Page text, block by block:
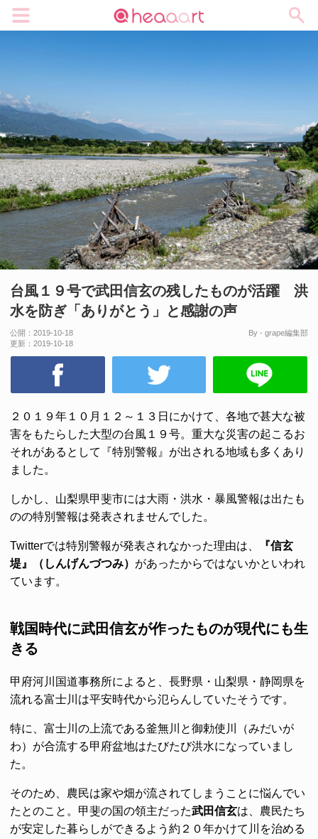
台風１９号で武田信玄の残したものが活躍 洪
水を防ぎ「ありがとう」と感謝の声
公開： 2019-10-18
更新： 2019-10-18
By - grape編集部
２０１９年１０月１２～１３日にかけて、各地で甚大な被
害をもたらした大型の台風１９号。重大な災害の起こるお
それがあるとして『特別警報』が出される地域も多くあり
ました。
しかし、山梨県甲斐市には大雨・洪水・暴風警報は出たも
のの特別警報は発表されませんでした。
Twitterでは特別警報が発表されなかった理由は、
『信玄
堤』（しんげんづつみ） があったからではないかといわれ
ています。
戦国時代に武田信玄が作ったものが現代にも生
きる
甲府河川国道事務所によると、長野県・山梨県・静岡県を
流れる富士川は平安時代から氾らんしていたそうです。
特に、富士川の上流である釜無川と御勅使川（みだいが
わ）が合流する甲府盆地はたびたび洪水になっていまし
た。
そのため、農民は家や畑が流されてしまうことに悩んでい
たとのこと。甲斐の国の領主だった武田信玄は、農民たち
が安定した暮らしができるよう約２０年かけて川を治める